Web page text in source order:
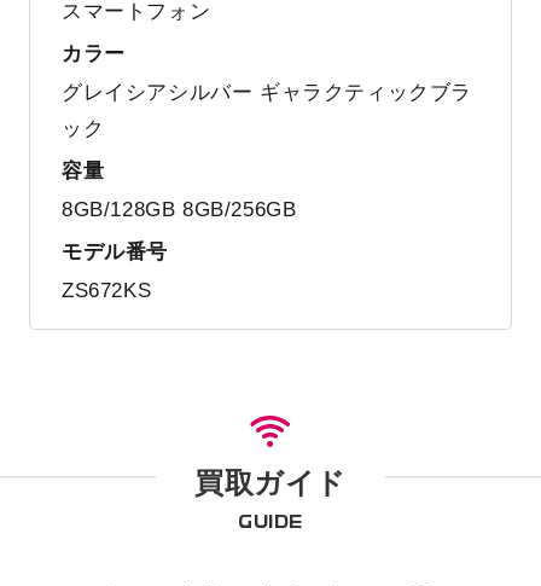
スマートフォン
カラー
グレイシアシルバー ギャラクティックブラ
ック
容量
8GB/128GB 8GB/256GB
モデル番号
ZS672KS
買取ガイド
GUIDE